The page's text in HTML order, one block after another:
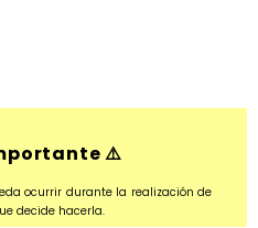
⚠️
ocurrir durante la realización de
decide hacerla.